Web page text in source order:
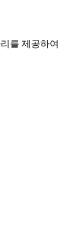
를 제공하여